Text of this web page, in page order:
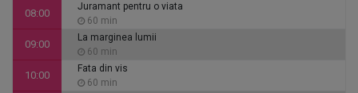
08:00
Juramant pentru o viata
60 min
09:00
La marginea lumii
60 min
10:00
Fata din vis
60 min